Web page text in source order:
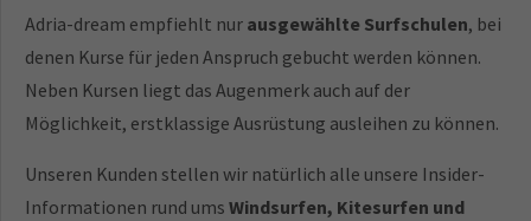
Adria-dream empfiehlt nur ausgewählte Surfschulen, bei
denen Kurse für jeden Anspruch gebucht werden können.
Neben Kursen liegt das Augenmerk auch auf der
Möglichkeit, erstklassige Ausrüstung ausleihen zu können.
Unseren Kunden stellen wir natürlich alle unsere Insider-
Informationen rund ums Windsurfen, Kitesurfen und